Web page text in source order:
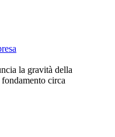
la gravità della
circa